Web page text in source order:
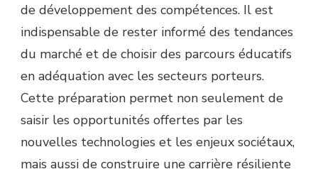
de développement des compétences. Il est
indispensable de rester informé des tendances
du marché et de choisir des parcours éducatifs
en adéquation avec les secteurs porteurs.
Cette préparation permet non seulement de
saisir les opportunités offertes par les
nouvelles technologies et les enjeux sociétaux,
mais aussi de construire une carrière résiliente